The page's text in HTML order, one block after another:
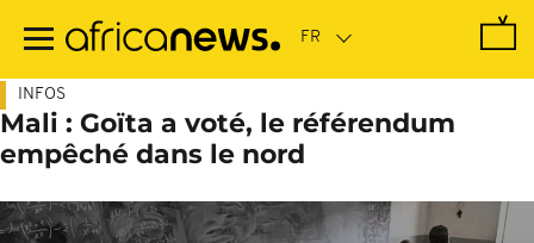
contenu
INFOS
Mali : Goïta a voté, le référendum
empêché dans le nord